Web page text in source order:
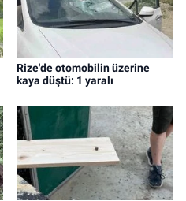
Rize'de otomobilin üzerine
kaya düştü: 1 yaralı